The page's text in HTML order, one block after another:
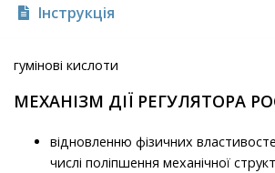
Інструкція
гумінові кислоти
МЕХАНІЗМ ДІЇ РЕГУЛЯТОРА
відновленню фізичних
числі поліпшення механічної